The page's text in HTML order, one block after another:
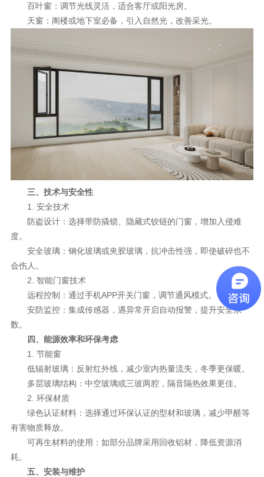
百叶窗：调节光线灵活，适合客厅或阳光房。
天窗：阁楼或地下室必备，引入自然光，改善采光。
三、技术与安全性
1. 安全技术
防盗设计：选择带防撬锁、隐藏式铰链的门窗，增加入侵难
度。
安全玻璃：钢化玻璃或夹胶玻璃，抗冲击性强，即使破碎也不
会伤人。
2. 智能门窗技术
远程控制：通过手机APP开关门窗，调节通风模式。
安防监控：集成传感器，遇异常开启自动报警，提升安全系
数。
四、能源效率和环保考虑
1. 节能窗
低辐射玻璃：反射红外线，减少室内热量流失，冬季更保暖。
多层玻璃结构：中空玻璃或三玻两腔，隔音隔热效果更佳。
2. 环保材质
绿色认证材料：选择通过环保认证的型材和玻璃，减少甲醛等
有害物质释放。
可再生材料的使用：如部分品牌采用回收铝材，降低资源消
耗。
五、安装与维护